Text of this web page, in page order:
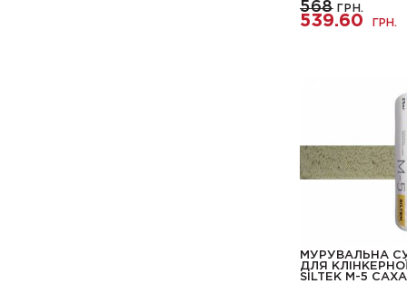
568ГРН.
539.60 ГРН.
МУРУВАЛЬНА
ДЛЯ
SILTEK М-5